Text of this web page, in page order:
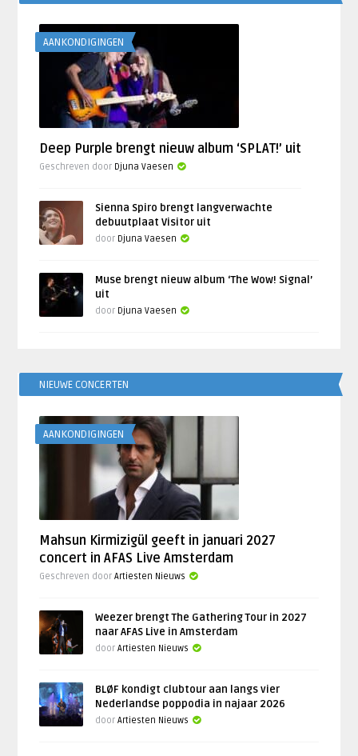
AANKONDIGINGEN
Deep Purple brengt nieuw album ‘SPLAT!’ uit
Geschreven door Djuna Vaesen
Sienna Spiro brengt langverwachte
debuutplaat Visitor uit
door Djuna Vaesen
Muse brengt nieuw album ‘The Wow! Signal’
uit
door Djuna Vaesen
NIEUWE CONCERTEN
AANKONDIGINGEN
Mahsun Kirmizigül geeft in januari 2027
concert in AFAS Live Amsterdam
Geschreven doorArtiesten Nieuws
Weezer brengt The Gathering Tour in 2027
naar AFAS Live in Amsterdam
doorArtiesten Nieuws
BLØF kondigt clubtour aan langs vier
Nederlandse poppodia in najaar 2026
doorArtiesten Nieuws